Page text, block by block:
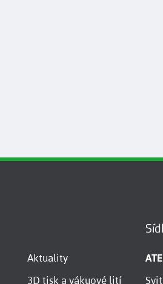
Aktuality
3D tisk a vákuové lití